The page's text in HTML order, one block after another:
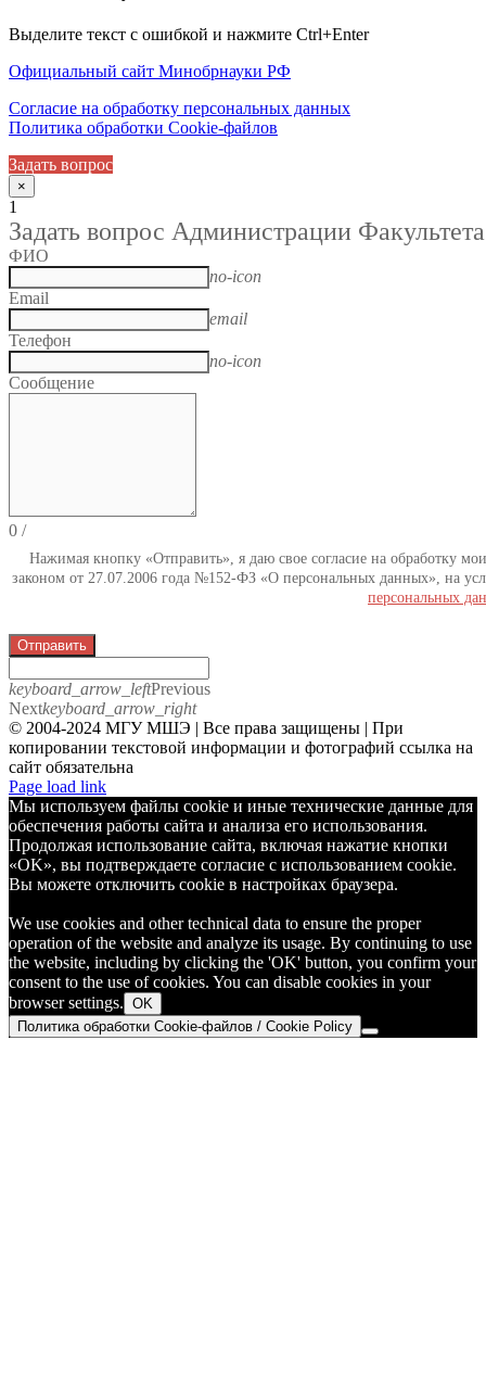
Выделите текст с ошибкой и нажмите Ctrl+Enter
Официальный сайт Минобрнауки РФ
Согласие на обработку персональных данных
Политика обработки Cookie-файлов
Задать вопрос
×
1
Задать вопрос Администрации Факультета
ФИО
no-icon
Email
email
Телефон
no-icon
Сообщение
0 /
Нажимая кнопку «Отправить», я даю свое согласие на обработку
законом от 27.07.2006 года №152-ФЗ «О персональных данных», на
персональных
Отправить
keyboard_arrow_leftPrevious
Nextkeyboard_arrow_right
© 2004-2024 МГУ МШЭ | Все права защищены | При
копировании текстовой информации и фотографий ссылка на
сайт обязательна
Telegram
Page load link
Мы используем файлы cookie и иные технические данные для
обеспечения работы сайта и анализа его использования.
Продолжая использование сайта, включая нажатие кнопки
«OK», вы подтверждаете согласие с использованием cookie.
Вы можете отключить cookie в настройках браузера.
We use cookies and other technical data to ensure the proper
operation of the website and analyze its usage. By continuing to use
the website, including by clicking the 'OK' button, you confirm your
consent to the use of cookies. You can disable cookies in your
browser settings. OK
Политика обработки Cookie-файлов / Cookie Policy